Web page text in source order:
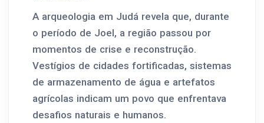
A arqueologia em Judá revela que, durante
o período de Joel, a região passou por
momentos de crise e reconstrução.
Vestígios de cidades fortificadas, sistemas
de armazenamento de água e artefatos
agrícolas indicam um povo que enfrentava
desafios naturais e humanos.